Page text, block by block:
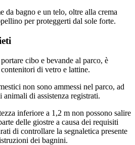
da bagno e un telo, oltre alla crema
per proteggerti dal sole forte.
cibo e bevande al parco, è
di vetro e lattine.
non sono ammessi nel parco, ad
animali di assistenza registrati.
inferiore a 1,2 m non possono salire
delle giostre a causa dei requisiti
di controllare la segnaletica presente
dei bagnini.